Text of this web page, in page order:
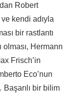
Robert
kendi adıyla
bir rastlantı
olması, Hermann
Frisch’in
Eco’nun
bir bilim